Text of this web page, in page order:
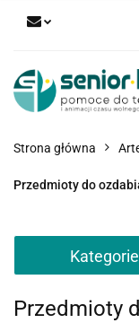
Strona główna
Przedmioty do
Kategorie
Przedmioty